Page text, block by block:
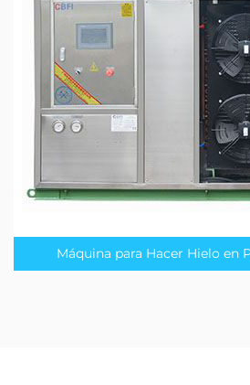
Máquina para Hacer Hielo en